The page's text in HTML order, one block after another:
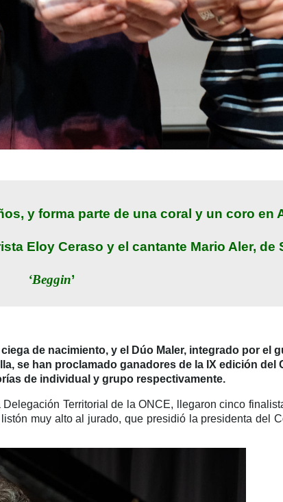
y forma parte de una coral y un coro en
Eloy Ceraso y el cantante Mario Aler, de
‘Beggin’
de nacimiento, y el Dúo Maler, integrado por el
se han proclamado ganadores de la IX edición del
de individual y grupo respectivamente.
Territorial de la ONCE, llegaron cinco
muy alto al jurado, que presidió la presidenta del